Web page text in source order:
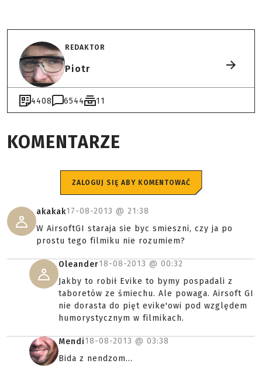
REDAKTOR
Piotr
4408 6544 11
KOMENTARZE
ZALOGUJ SIĘ ABY KOMENTOWAĆ
akakak17-08-2013 @ 21:38
W AirsoftGI staraja sie byc smieszni, czy ja po
prostu tego filmiku nie rozumiem?
Oleander18-08-2013 @ 00:32
Jakby to robił Evike to bymy pospadali z
taboretów ze śmiechu. Ale powaga. Airsoft GI
nie dorasta do pięt evike'owi pod względem
humorystycznym w filmikach.
Mendi18-08-2013 @ 03:38
Bida z nendzom...